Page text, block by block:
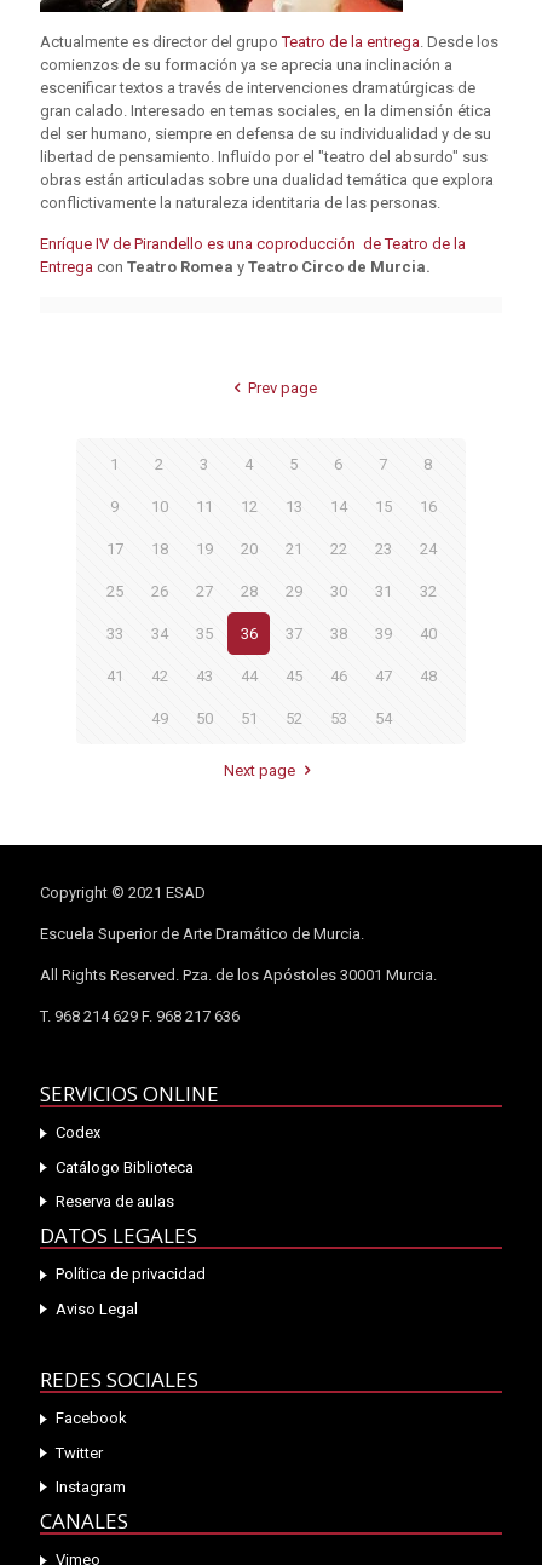
Actualmente es director del grupoTeatro de la entrega. Desde los
comienzos de su formación ya se aprecia una inclinación a
escenificar textos a través de intervenciones dramatúrgicas de
gran calado. Interesado en temas sociales, en la dimensión ética
del ser humano, siempre en defensa de su individualidad y de su
libertad de pensamiento. Influido por el "teatro del absurdo" sus
obras están articuladas sobre una dualidad temática que explora
conflictivamente la naturaleza identitaria de las personas.
Enríque IV de Pirandello es una coproducción de Teatro de la
Entrega con Teatro Romea y Teatro Circo de Murcia.
Prev page
1 2 3 4 5 6 7 8
9 10 11 12 13 14 15 16
17 18 19 20 21 22 23 24
25 26 27 28 29 30 31 32
33 34 35 36 37 38 39 40
41 42 43 44 45 46 47 48
49 50 51 52 53 54
Next page
Copyright © 2021 ESAD
Escuela Superior de Arte Dramático de Murcia.
All Rights Reserved. Pza. de los Apóstoles 30001 Murcia.
T. 968 214 629 F. 968 217 636
SERVICIOS ONLINE
Codex
Catálogo Biblioteca
Reserva de aulas
DATOS LEGALES
Política de privacidad
Aviso Legal
REDES SOCIALES
Facebook
Twitter
Instagram
CANALES
Vimeo